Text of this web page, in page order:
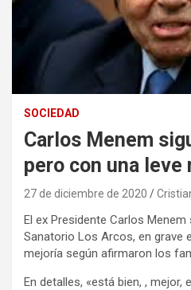
SOCIEDAD
Carlos Menem
pero con una leve
27 de diciembre de 2020
El ex Presidente Carlos
Sanatorio Los Arcos, en grave
mejoría según afirmaron los
En detalles, «está bien, , mejor,